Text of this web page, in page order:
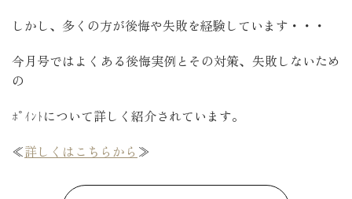
しかし、多くの方が後悔や失敗を経験しています・・・
今月号ではよくある後悔実例とその対策、失敗しないため
の
ﾎﾟｲﾝﾄについて詳しく紹介されています。
≪詳しくはこちらから ≫